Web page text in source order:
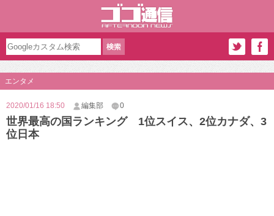
エンタメ
2020/01/16 18:50 編集部 0
世界最高の国ランキング 1位スイス、2位カナダ、3
位日本